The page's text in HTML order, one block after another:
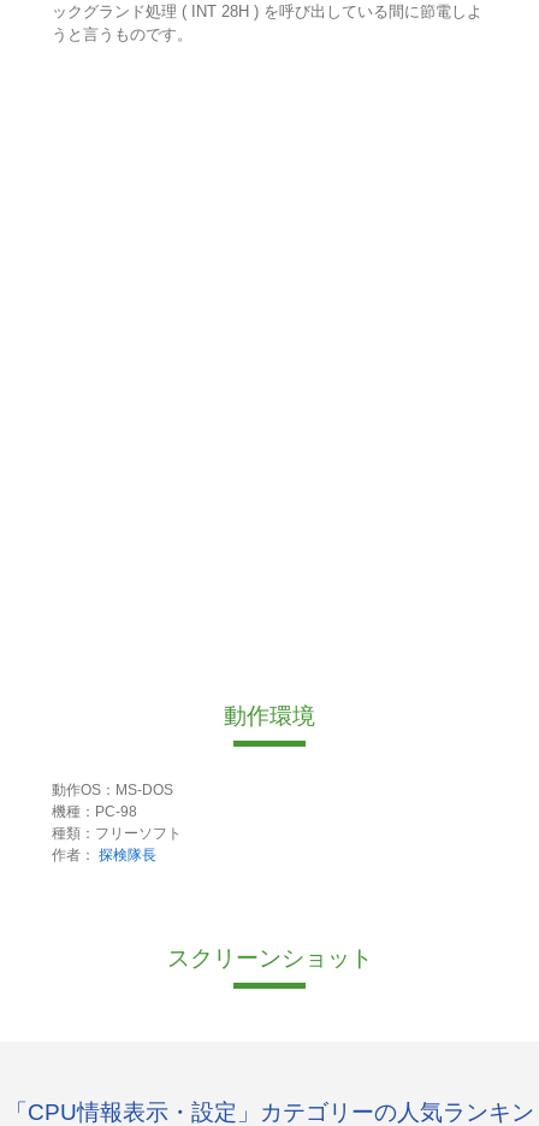
ックグランド処理 ( INT 28H ) を呼び出している間に節電しよ
うと言うものです。
動作環境
動作OS：MS-DOS
機種：PC-98
種類：フリーソフト
作者： 探検隊長
スクリーンショット
「CPU情報表示・設定」カテゴリーの人気ランキン